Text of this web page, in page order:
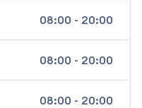
08:00 - 20:00
08:00 - 20:00
08:00 - 20:00